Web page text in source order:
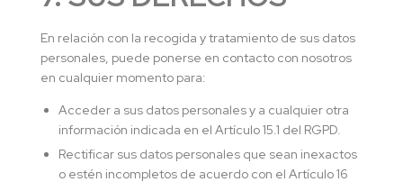
En relación con la recogida y tratamiento de sus datos
personales, puede ponerse en contacto con nosotros
en cualquier momento para:
Acceder a sus datos personales y a cualquier otra
información indicada en el Artículo 15.1 del RGPD.
Rectificar sus datos personales que sean inexactos
o estén incompletos de acuerdo con el Artículo 16